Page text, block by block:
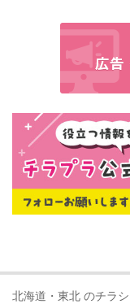
北海道・東北 のチラシ